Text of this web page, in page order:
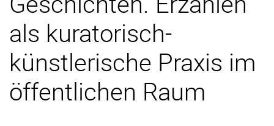
als kuratorisch-
künstlerische Praxis im
öffentlichen Raum